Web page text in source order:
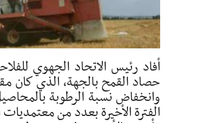
أفاد رئيس الاتحاد الجهوي
حصاد القمح بالجهة، الذي كان
وانخفاض نسبة الرطوبة
الفترة الأخيرة بعدد من معتمديات